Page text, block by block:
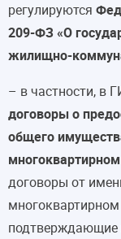
регулируются
209-ФЗ «О
жилищно-
– в частности, в
договоры о
общего
договоры от
подтверждающие